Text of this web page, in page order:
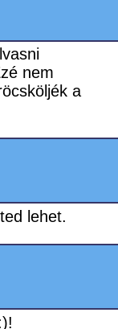
nem
a
lehet.